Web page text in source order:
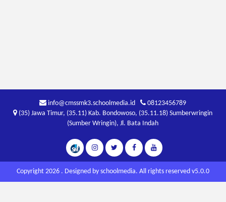
info@cmssmk3.schoolmedia.id
08123456789
(35) Jawa Timur, (35.11) Kab. Bondowoso, (35.11.18) Sumberwringin
(Sumber Wringin), Jl. Bata Indah
Copyright 2026 . Designed by schoolmedia. All rights reserved v5.0.0